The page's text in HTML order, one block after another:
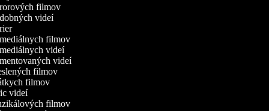
filmov
videí
filmov
videí
videí
filmov
filmov
videí
filmov